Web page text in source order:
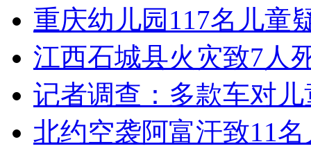
女孩北京地铁殴打老人 痛下狠手拳打脚踢
无痛分娩是否安全 医生回应
外交部：反对强权政治霸凌主义
重庆幼儿园117名儿童
江西石城县火灾致7人
记者调查：多款车对
北约空袭阿富汗致11